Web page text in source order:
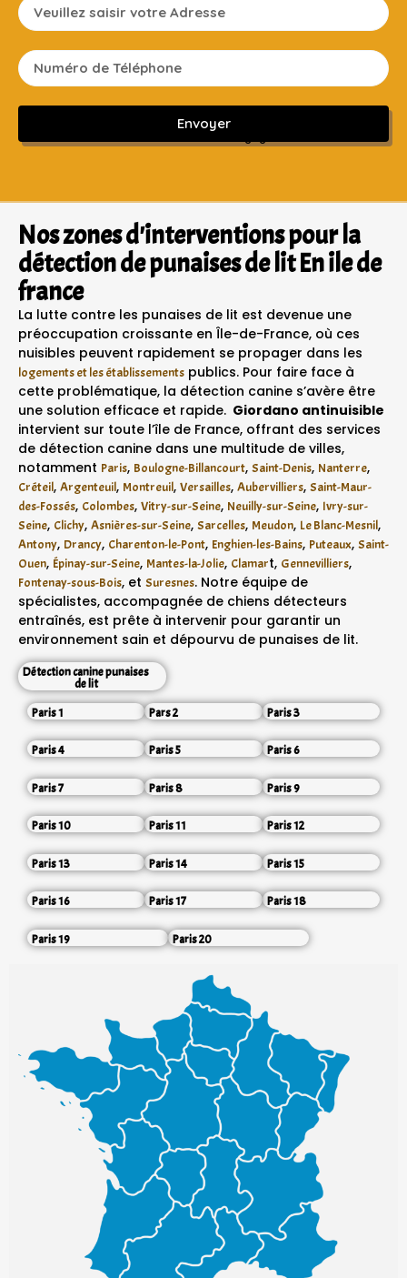
Envoyer
Sans engagement ni frais cachés
Nos zones d'interventions pour la
détection de punaises de lit En ile de
france
La lutte contre les punaises de lit est devenue une
préoccupation croissante en Île-de-France, où ces
nuisibles peuvent rapidement se propager dans les
logements et les établissements publics. Pour faire face à
cette problématique, la détection canine s’avère être
une solution efficace et rapide. Giordano antinuisible
intervient sur toute l’île de France, offrant des services
de détection canine dans une multitude de villes,
notamment Paris, Boulogne-Billancourt, Saint-Denis, Nanterre,
Créteil, Argenteuil, Montreuil, Versailles, Aubervilliers, Saint-Maur-
des-Fossés, Colombes, Vitry-sur-Seine, Neuilly-sur-Seine, Ivry-sur-
Seine, Clichy, Asnières-sur-Seine, Sarcelles, Meudon, Le Blanc-Mesnil,
Antony, Drancy, Charenton-le-Pont, Enghien-les-Bains, Puteaux, Saint-
Ouen, Épinay-sur-Seine, Mantes-la-Jolie, Clamart, Gennevilliers,
Fontenay-sous-Bois, et Suresnes. Notre équipe de
spécialistes, accompagnée de chiens détecteurs
entraînés, est prête à intervenir pour garantir un
environnement sain et dépourvu de punaises de lit.
Détection canine punaises
de lit
Paris 1
Pars 2 Paris 3
Paris 4 Paris 5 Paris 6
Paris 7 Paris 8 Paris 9
Paris 10 Paris 11 Paris 12
Paris 13 Paris 14 Paris 15
Paris 16 Paris 17 Paris 18
Paris 19 Paris 20